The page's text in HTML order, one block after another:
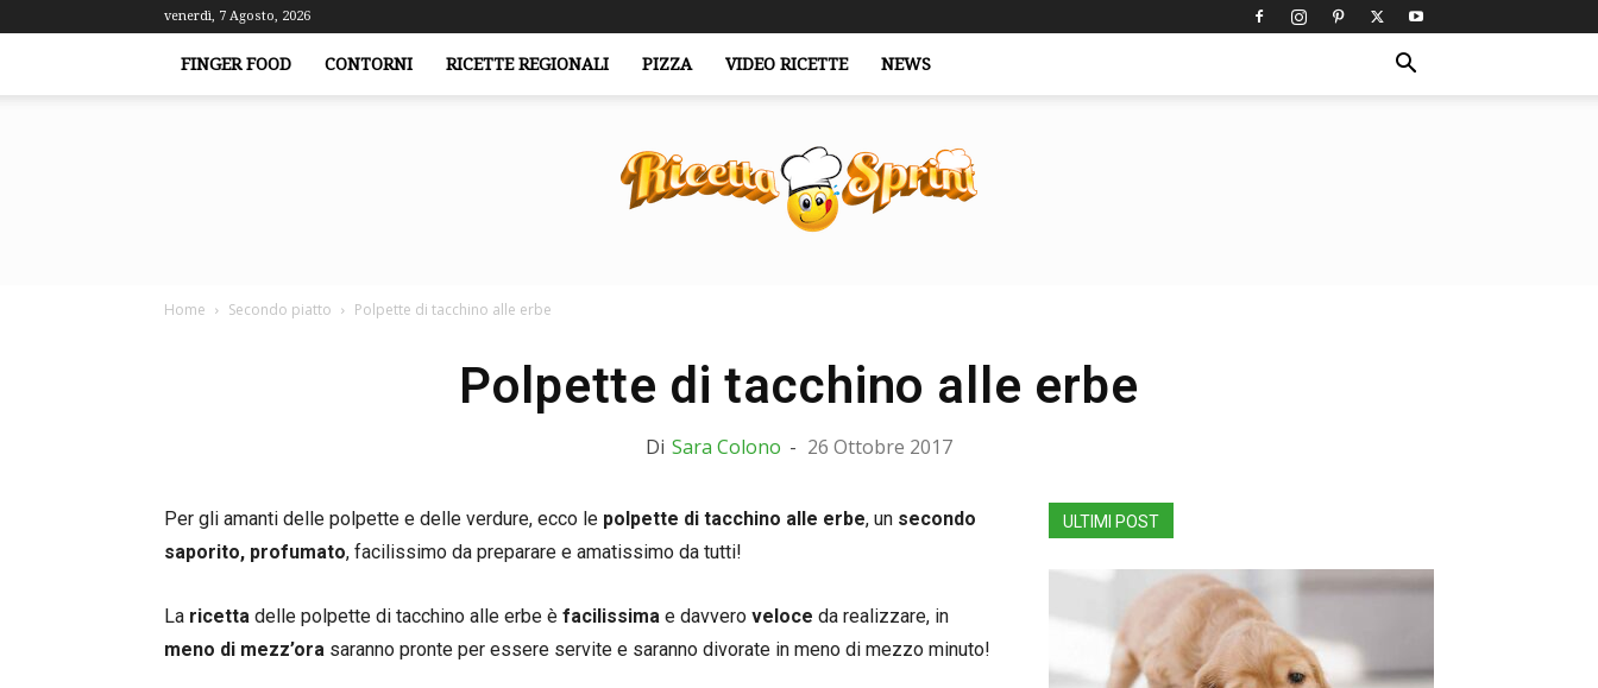
venerdì, 7 Agosto, 2026
FINGER FOOD CONTORNI RICETTE REGIONALI PIZZA VIDEO RICETTE NEWS
Home Secondo piatto Polpette di tacchino alle erbe
Polpette di tacchino alle erbe
Di Sara Colono - 26 Ottobre 2017
Per gli amanti delle polpette e delle verdure, ecco le polpette di tacchino alle erbe, un secondo
saporito, profumato, facilissimo da preparare e amatissimo da tutti!
La ricetta delle polpette di tacchino alle erbe è facilissima e davvero veloce da realizzare, in
meno di mezz’ora saranno pronte per essere servite e saranno divorate in meno di mezzo minuto!
ULTIMI POST